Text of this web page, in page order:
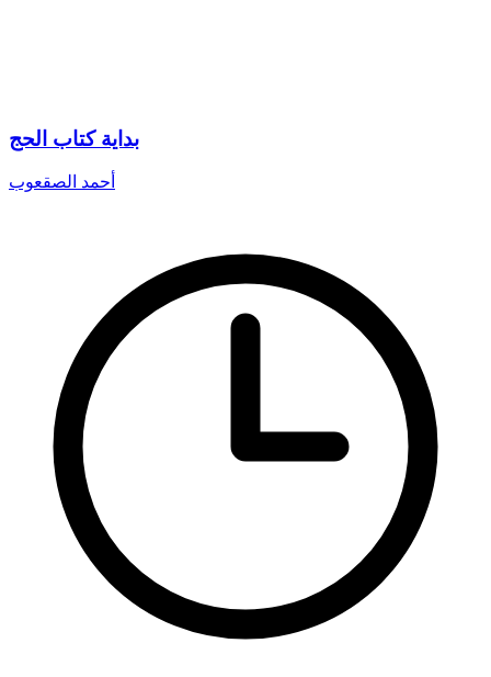
بداية كتاب الحج
أحمد الصقعوب